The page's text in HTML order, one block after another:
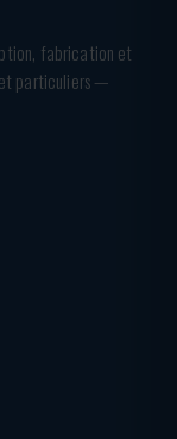
fabrication et
particuliers —